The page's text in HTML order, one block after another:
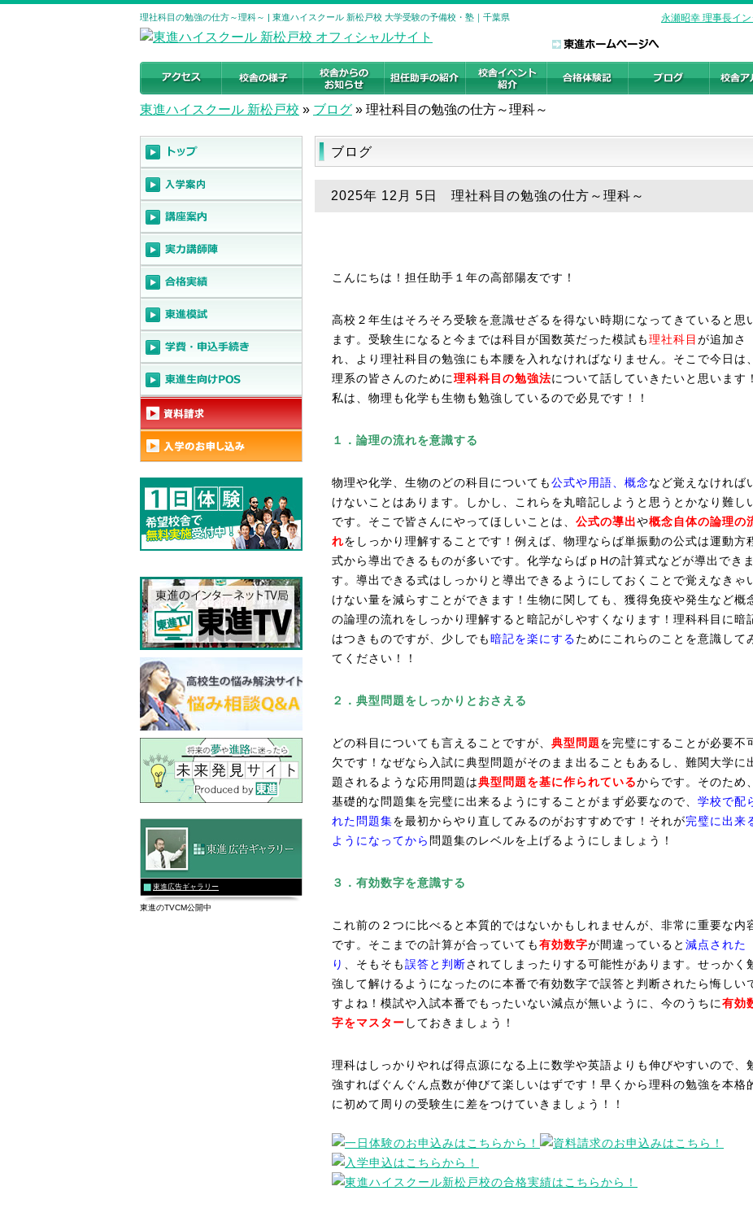
理社科目の勉強の仕方～理科～ | 東進ハイスクール 新松戸校 大学受験の予備校・塾｜千葉県 永瀬昭幸 理事長イ
東進ハイスクール 新松戸校 » ブログ » 理社科目の勉強の仕方～理科～
ブログ
2025年 12月 5日 理社科目の勉強の仕方～理科～
こんにちは！担任助手１年の高部陽友です！
高校２年生はそろそろ受験を意識せざるを得ない時期になってきていると思
ます。受験生になると今までは科目が国数英だった模試も理社科目 が追加さ
れ、より理社科目の勉強にも本腰を入れなければなりません。そこで今日は、
理系の皆さんのために理科科目の勉強法について話していきたいと思います！
私は、物理も化学も生物も勉強しているので必見です！！
１．論理の流れを意識する
物理や化学、生物のどの科目についても公式や用語、概念など覚えなければ
けないことはあります。しかし、これらを丸暗記しようと思うとかなり難し
です。そこで皆さんにやってほしいことは、 公式の導出や概念自体の論理の
れをしっかり理解することです！例えば、物理ならば単振動の公式は運動方
式から導出できるものが多いです。化学ならばｐHの計算式などが導出できま
す。導出できる式はしっかりと導出できるようにしておくことで覚えなきゃ
けない量を減らすことができます！生物に関しても、獲得免疫や発生など概
の論理の流れをしっかり理解すると暗記がしやすくなります！理科科目に暗
はつきものですが、少しでも暗記を楽にするためにこれらのことを意識して
てください！！
２．典型問題をしっかりとおさえる
どの科目についても言えることですが、 典型問題を完璧にすることが必要不
欠です！なぜなら入試に典型問題がそのまま出ることもあるし、難関大学に
題されるような応用問題は典型問題を基に作られているからです。そのため、
基礎的な問題集を完璧に出来るようにすることがまず必要なので、 学校で配
れた問題集を最初からやり直してみるのがおすすめです！それが完璧に出来
ようになってから 問題集のレベルを上げるようにしましょう！
３．有効数字を意識する
これ前の２つに比べると本質的ではないかもしれませんが、非常に重要な内
です。そこまでの計算が合っていても有効数字が間違っていると 減点された
り
、そもそも誤答と判断されてしまったりする可能性があります。せっかく
強して解けるようになったのに本番で有効数字で誤答と判断されたら悔しい
すよね！模試や入試本番でもったいない減点が無いように、今のうちに有効
字をマスター しておきましょう！
理科はしっかりやれば得点源になる上に数学や英語よりも伸びやすいので、
強すればぐんぐん点数が伸びて楽しいはずです！早くから理科の勉強を本格
に初めて周りの受験生に差をつけていきましょう！！
東進広告ギャラリー
東進のTVCM公開中